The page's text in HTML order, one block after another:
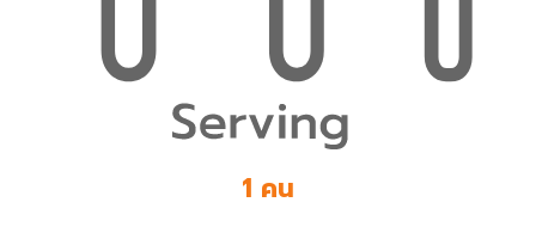
1 คน